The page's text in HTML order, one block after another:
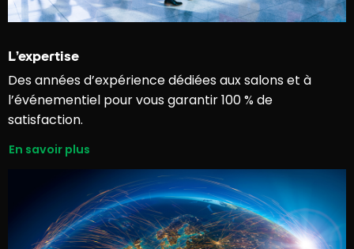
L’expertise
Des années d’expérience dédiées aux salons et à
l’événementiel pour vous garantir 100 % de
satisfaction.
En savoir plus